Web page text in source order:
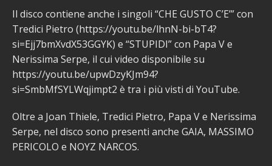
Il disco contiene anche i singoli “CHE GUSTO C’E’” con
Tredici Pietro (https://youtu.be/lhnN-bi-bT4?
si=Ejj7bmXvdX53GGYK) e “STUPIDI” con Papa V e
Nerissima Serpe, il cui video disponibile su
https://youtu.be/upwDzyKJm94?
si=SmbMfSYLWqjimpt2 è tra i più visti di YouTube.
Oltre a Joan Thiele, Tredici Pietro, Papa V e Nerissima
Serpe, nel disco sono presenti anche GAIA, MASSIMO
PERICOLO e NOYZ NARCOS.